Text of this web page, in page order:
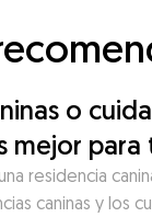
o
mejor para
residencia
caninas y los